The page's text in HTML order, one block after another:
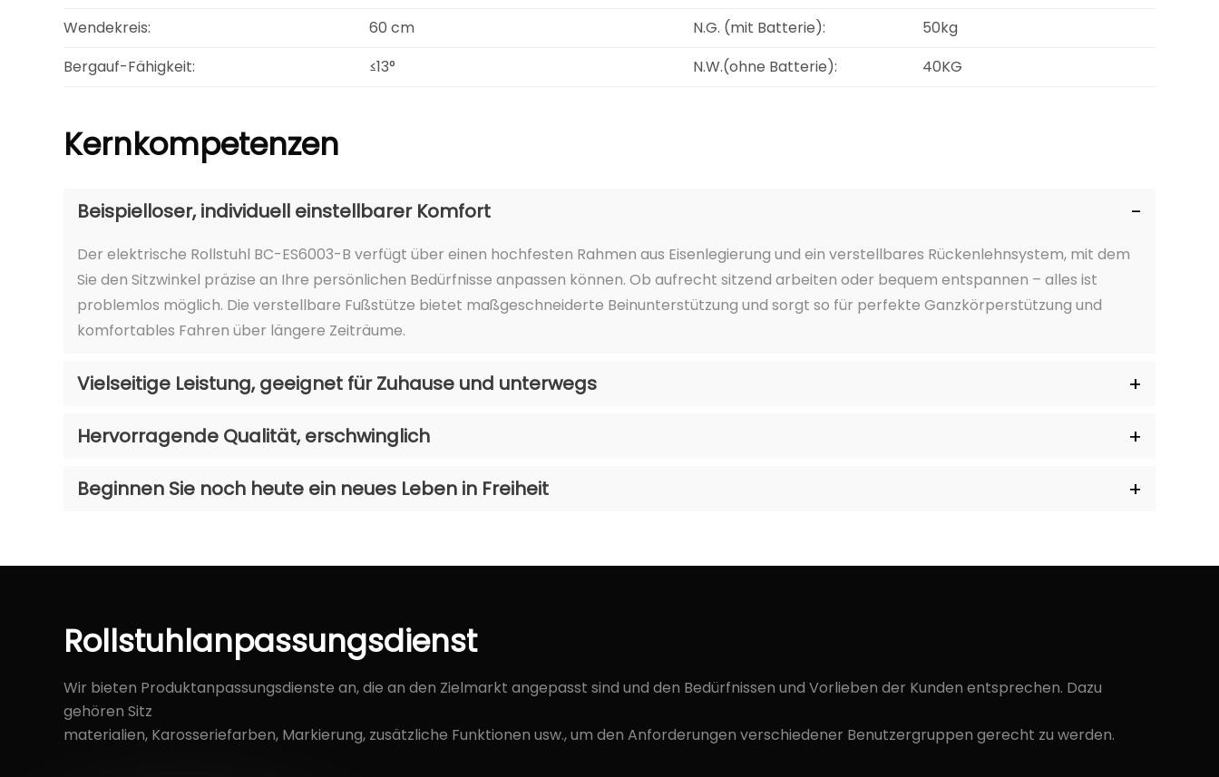
Wendekreis:
60 cm N.G. (mit Batterie):
50kg
Bergauf-Fähigkeit:
≤13° N.W.(ohne Batterie): 40KG
Kernkompetenzen
Beispielloser, individuell einstellbarer Komfort
Der elektrische Rollstuhl BC-ES6003-B verfügt über einen hochfesten Rahmen aus Eisenlegierung und ein verstellbares Rückenlehnsystem, mit dem
Sie den Sitzwinkel präzise an Ihre persönlichen Bedürfnisse anpassen können. Ob aufrecht sitzend arbeiten oder bequem entspannen – alles ist
problemlos möglich. Die verstellbare Fußstütze bietet maßgeschneiderte Beinunterstützung und sorgt so für perfekte Ganzkörperstützung und
komfortables Fahren über längere Zeiträume.
Vielseitige Leistung, geeignet für Zuhause und unterwegs
Hervorragende Qualität, erschwinglich
Beginnen Sie noch heute ein neues Leben in Freiheit
Rollstuhlanpassungsdienst
Wir bieten Produktanpassungsdienste an, die an den Zielmarkt angepasst sind und den Bedürfnissen und Vorlieben der Kunden entsprechen. Dazu
gehören Sitz
materialien, Karosseriefarben, Markierung, zusätzliche Funktionen usw., um den Anforderungen verschiedener Benutzergruppen gerecht zu werden.